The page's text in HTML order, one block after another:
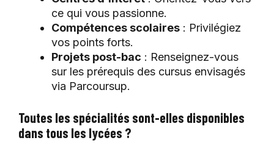
ce qui vous passionne.
Compétences scolaires : Privilégiez
vos points forts.
Projets post-bac : Renseignez-vous
sur les prérequis des cursus envisagés
via Parcoursup.
Toutes les spécialités sont-elles disponibles
dans tous les lycées ?